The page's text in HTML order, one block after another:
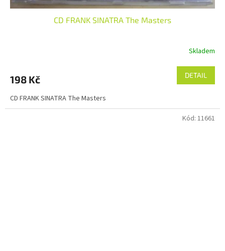
CD FRANK SINATRA The Masters
Skladem
198 Kč DETAIL
CD FRANK SINATRA The Masters
Kód: 11661